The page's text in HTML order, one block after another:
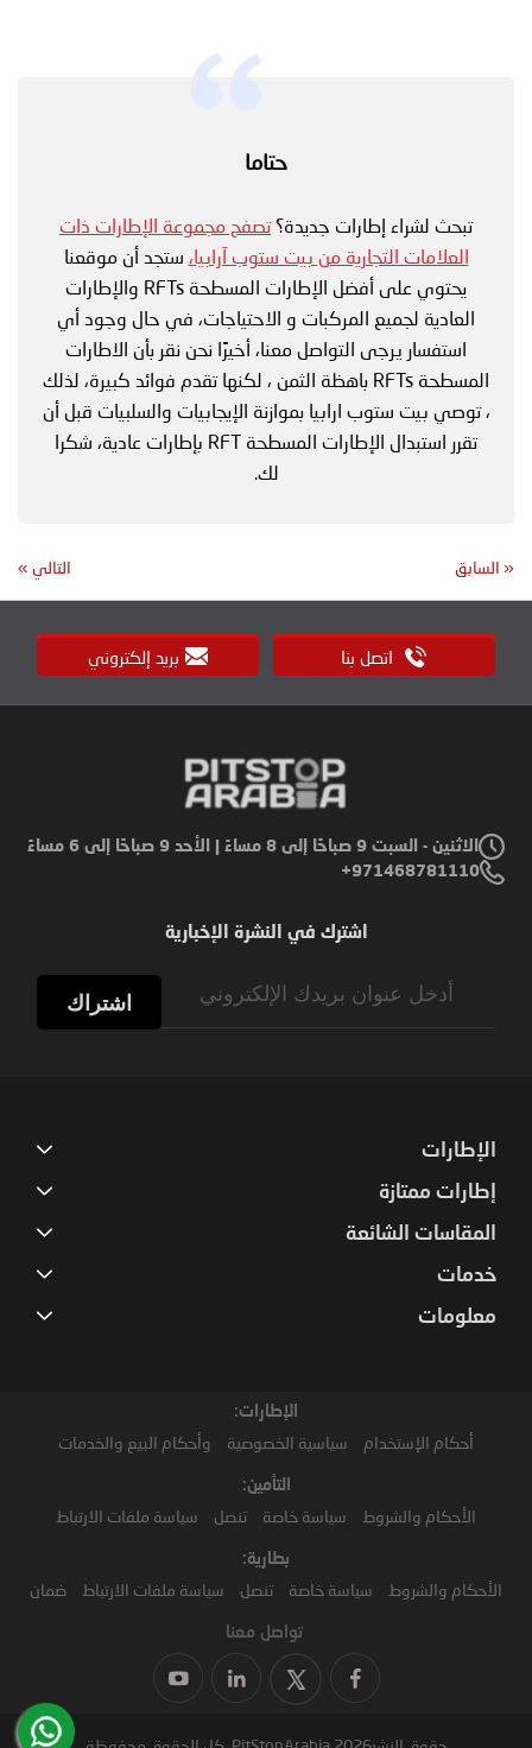
حتاما
تبحث لشراء إطارات جديدة؟تصفح مجموعة الإطارات ذات
العلامات التجارية من بيت ستوب آرابيا، ستجد أن موقعنا
يحتوي على أفضل الإطارات المسطحة RFTs والإطارات
العادية لجميع المركبات و الاحتياجات، في حال وجود أي
استفسار يرجى التواصل معنا، أخيرًا نحن نقر بأن الاطارات
المسطحة RFTs باهظة الثمن ، لكنها تقدم فوائد كبيرة، لذلك
، توصي بيت ستوب ارابيا بموازنة الإيجابيات والسلبيات قبل أن
تقرر استبدال الإطارات المسطحة RFT بإطارات عادية، شكرا
لك.
« السابق التالي »
اتصل بنا بريد إلكتروني
الاثنين - السبت 9 صباحًا إلى 8 مساءً | الأحد 9 صباحًا إلى 6 مساءً
971468781110+
اشترك في النشرة الإخبارية
اشتراك
الإطارات
إطارات ممتازة
المقاسات الشائعة
خدمات
معلومات
الإطارات:
أحكام الإستخدام سياسية الخصوصية وأحكام البيع والخدمات
التأمين:
الأحكام والشروط سياسة خاصة تنصل سياسة ملفات الارتباط
بطارية:
الأحكام والشروط سياسة خاصة تنصل سياسة ملفات الارتباط ضمان
تواصل معنا